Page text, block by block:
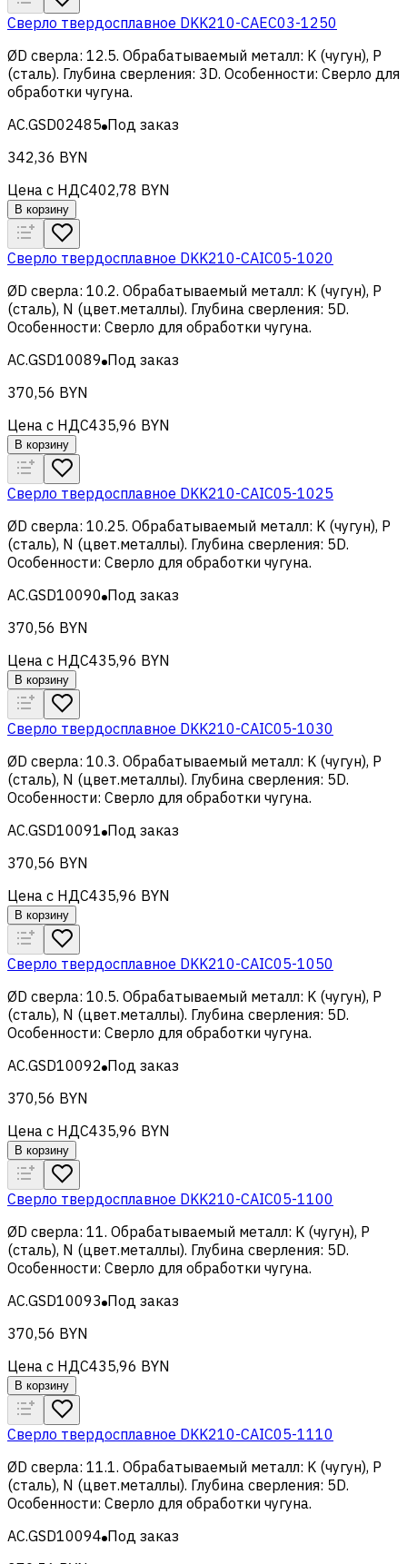
Сверло твердосплавное DKK210-CAEC03-1250
ØD сверла: 12.5. Обрабатываемый металл: K (чугун), Р
(сталь). Глубина сверления: 3D. Особенности: Сверло для
обработки чугуна.
AC.GSD02485 Под заказ
342,36 BYN
Цена с НДС402,78 BYN
В корзину
Сверло твердосплавное DKK210-CAIC05-1020
ØD сверла: 10.2. Обрабатываемый металл: K (чугун), Р
(сталь), N (цвет.металлы). Глубина сверления: 5D.
Особенности: Сверло для обработки чугуна.
AC.GSD10089 Под заказ
370,56 BYN
Цена с НДС435,96 BYN
В корзину
Сверло твердосплавное DKK210-CAIC05-1025
ØD сверла: 10.25. Обрабатываемый металл: K (чугун), Р
(сталь), N (цвет.металлы). Глубина сверления: 5D.
Особенности: Сверло для обработки чугуна.
AC.GSD10090 Под заказ
370,56 BYN
Цена с НДС435,96 BYN
В корзину
Сверло твердосплавное DKK210-CAIC05-1030
ØD сверла: 10.3. Обрабатываемый металл: K (чугун), Р
(сталь), N (цвет.металлы). Глубина сверления: 5D.
Особенности: Сверло для обработки чугуна.
AC.GSD10091 Под заказ
370,56 BYN
Цена с НДС435,96 BYN
В корзину
Сверло твердосплавное DKK210-CAIC05-1050
ØD сверла: 10.5. Обрабатываемый металл: K (чугун), Р
(сталь), N (цвет.металлы). Глубина сверления: 5D.
Особенности: Сверло для обработки чугуна.
AC.GSD10092 Под заказ
370,56 BYN
Цена с НДС435,96 BYN
В корзину
Сверло твердосплавное DKK210-CAIC05-1100
ØD сверла: 11. Обрабатываемый металл: K (чугун), Р
(сталь), N (цвет.металлы). Глубина сверления: 5D.
Особенности: Сверло для обработки чугуна.
AC.GSD10093 Под заказ
370,56 BYN
Цена с НДС435,96 BYN
В корзину
Сверло твердосплавное DKK210-CAIC05-1110
ØD сверла: 11.1. Обрабатываемый металл: K (чугун), Р
(сталь), N (цвет.металлы). Глубина сверления: 5D.
Особенности: Сверло для обработки чугуна.
AC.GSD10094 Под заказ